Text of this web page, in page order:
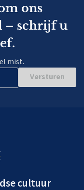
ons
– schrijf u
mist.
Versturen
cultuur